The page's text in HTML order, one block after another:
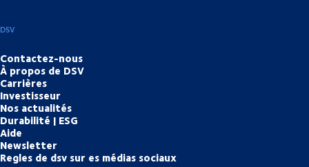
DSV
Contactez-nous
À propos de DSV
Carrières
Investisseur
Nos actualités
Durabilité | ESG
Aide
Newsletter
Regles de dsv sur es médias sociaux